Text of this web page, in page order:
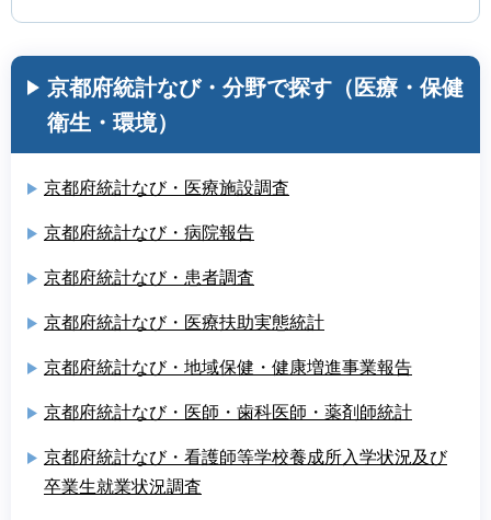
京都府統計なび・分野で探す（医療・保健
衛生・環境）
京都府統計なび・医療施設調査
京都府統計なび・病院報告
京都府統計なび・患者調査
京都府統計なび・医療扶助実態統計
京都府統計なび・地域保健・健康増進事業報告
京都府統計なび・医師・歯科医師・薬剤師統計
京都府統計なび・看護師等学校養成所入学状況及び
卒業生就業状況調査